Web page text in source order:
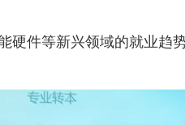
件等新兴领域的就业趋